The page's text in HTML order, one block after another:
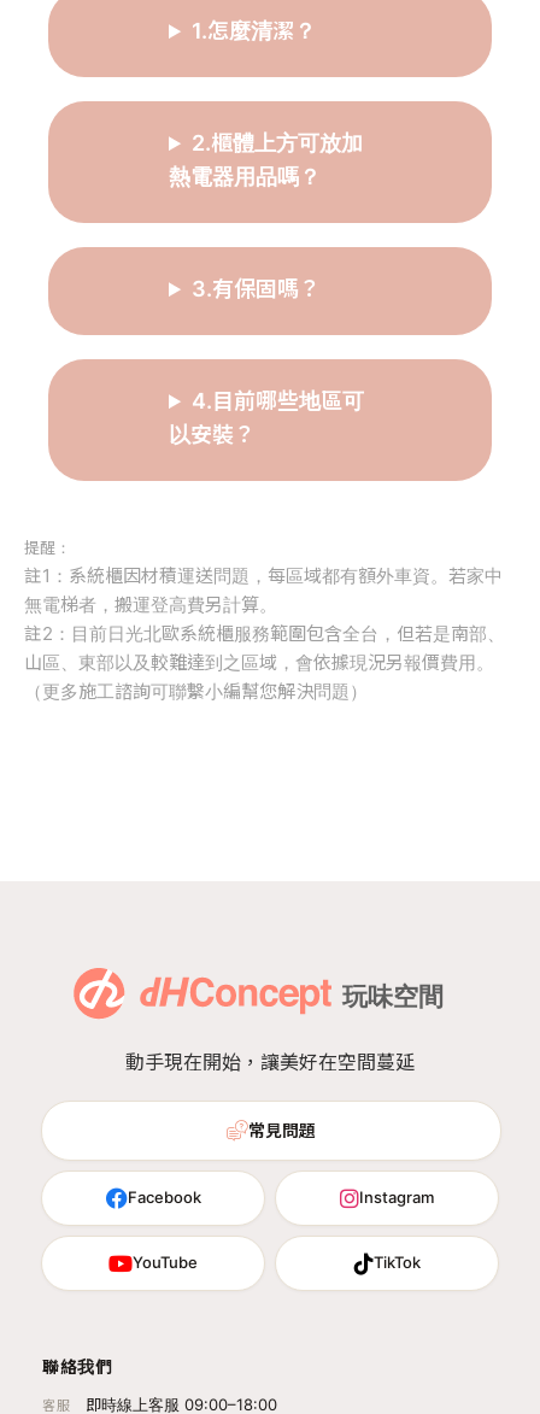
1.怎麼清潔？
2.櫃體上方可放加
熱電器用品嗎？
3.有保固嗎？
4.目前哪些地區可
以安裝？
提醒：
註1：系統櫃因材積運送問題，每區域都有額外車資。若家中
無電梯者，搬運登高費另計算。
註2：目前日光北歐系統櫃服務範圍包含全台，但若是南部、
山區、東部以及較難達到之區域，會依據現況另報價費用。
（更多施工諮詢可聯繫小編幫您解決問題）
動手現在開始，讓美好在空間蔓延
常見問題
Facebook Instagram
YouTube TikTok
聯絡我們
客服 即時線上客服 09:00–18:00